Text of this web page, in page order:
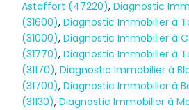
Astaffort (47220),Diagnostic
(31600),Diagnostic Immobilier à
(31000),Diagnostic Immobilier à
(31770),Diagnostic Immobilier à
(31170),Diagnostic Immobilier à
(31700),Diagnostic Immobilier à
(31130),Diagnostic Immobilier à